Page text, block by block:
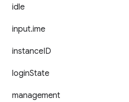
idle
input.ime
instanceID
loginState
management